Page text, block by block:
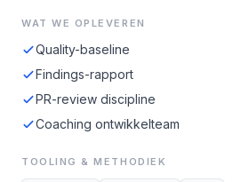
WAT WE OPLEVEREN
Quality-baseline
Findings-rapport
PR-review discipline
Coaching ontwikkelteam
TOOLING & METHODIEK